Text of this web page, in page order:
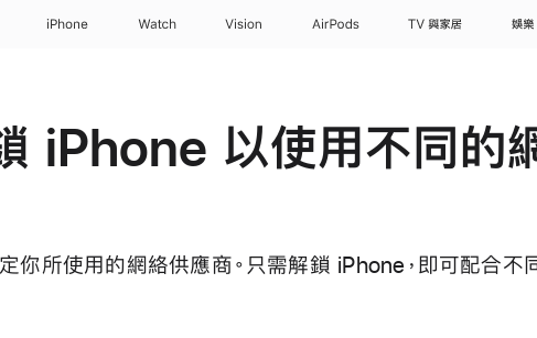
iPhone Watch Vision AirPods TV 與家居 娛樂
iPhone 以使用不同的
你所使用的網絡供應商。只需解鎖 iPhone，即可配合不